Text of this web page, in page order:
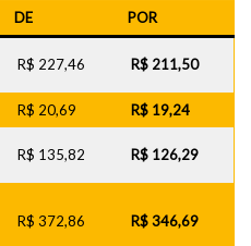
DE POR
R$ 227,46 R$ 211,50
R$ 20,69 R$ 19,24
R$ 135,82 R$ 126,29
R$ 372,86 R$ 346,69